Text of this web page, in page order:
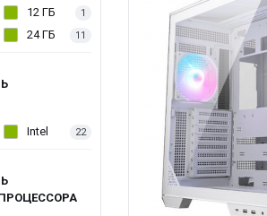
12 ГБ 1
24 ГБ 11
Intel 22